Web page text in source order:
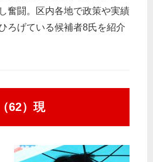
奮闘。区内各地で政策や実績
ろげている候補者8氏を紹介
62）現